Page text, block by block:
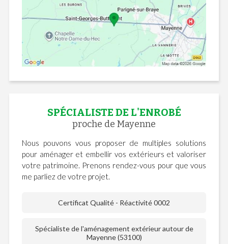
SPÉCIALISTE DE L'ENROBÉ
proche de Mayenne
Nous pouvons vous proposer de multiples solutions
pour aménager et embellir vos extérieurs et valoriser
votre patrimoine. Prenons rendez-vous pour que vous
me parliez de votre projet.
Certificat Qualité - Réactivité 0002
Spécialiste de l'aménagement extérieur autour de
Mayenne (53100)